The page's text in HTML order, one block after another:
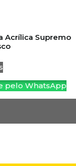
Acrílica Supremo
pelo WhatsApp